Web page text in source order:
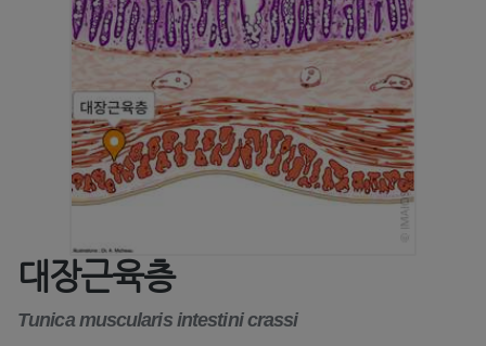
대장근육층
Tunica muscularis intestini crassi